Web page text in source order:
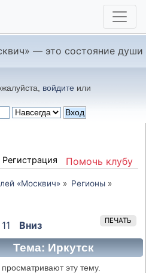
— это состояние души
войдите или
Помочь клубу
Регистрация
«Москвич» » Регионы»
ПЕЧАТЬ
11 Вниз
Тема: Иркутск
эту тему.